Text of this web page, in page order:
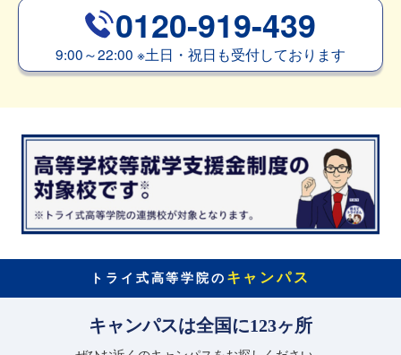
0120-919-439
9:00～22:00 ※土日・祝日も受付しております
トライ式高等学院の キャンパス
キャンパスは全国に123ヶ所